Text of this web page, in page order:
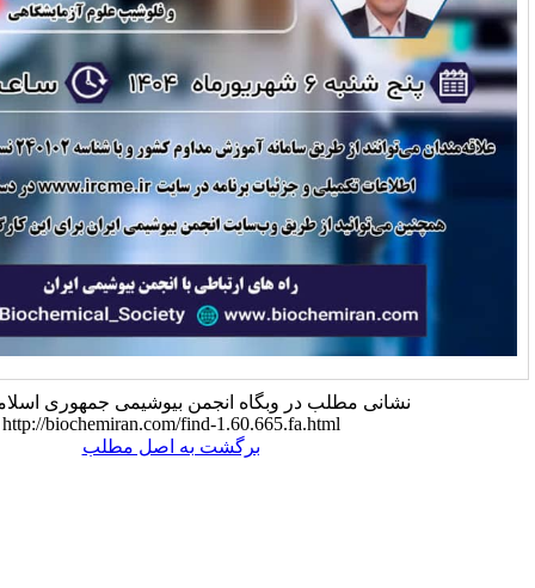
در وبگاه انجمن بیوشیمی جمهوری اسلامی ایران:
http://biochemiran.com/find-1.60.665.fa.html